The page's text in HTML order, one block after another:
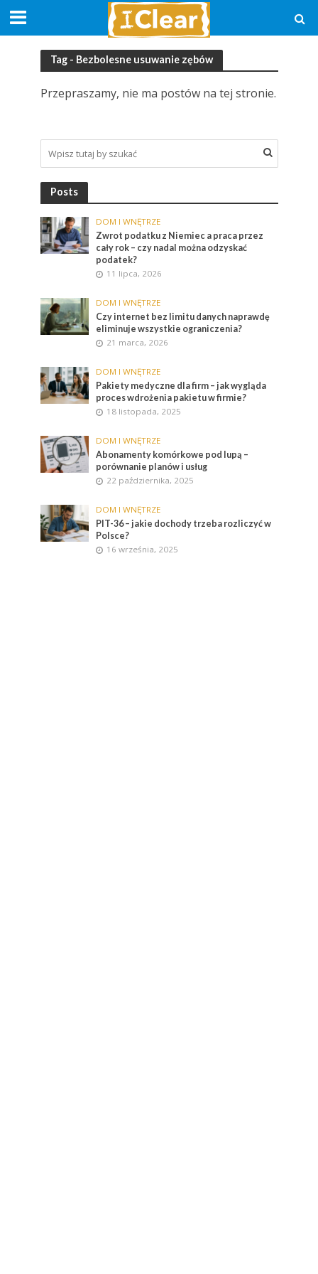
Tag - Bezbolesne usuwanie zębów
Przepraszamy, nie ma postów na tej stronie.
Posts
DOM I WNĘTRZE
Zwrot podatku z Niemiec a praca przez
cały rok – czy nadal można odzyskać
podatek?
11 lipca, 2026
DOM I WNĘTRZE
Czy internet bez limitu danych naprawdę
eliminuje wszystkie ograniczenia?
21 marca, 2026
DOM I WNĘTRZE
Pakiety medyczne dla firm – jak wygląda
proces wdrożenia pakietu w firmie?
18 listopada, 2025
DOM I WNĘTRZE
Abonamenty komórkowe pod lupą –
porównanie planów i usług
22 października, 2025
DOM I WNĘTRZE
PIT-36 – jakie dochody trzeba rozliczyć w
Polsce?
16 września, 2025